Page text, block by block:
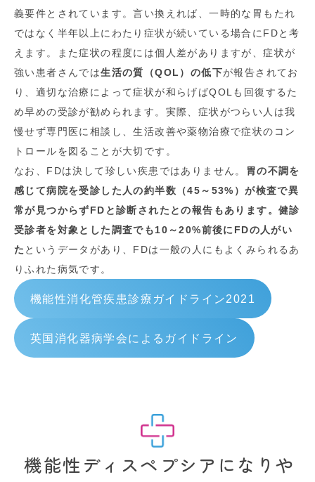
義要件とされています。言い換えれば、一時的な胃もたれ
ではなく半年以上にわたり症状が続いている場合にFDと考
えます。また症状の程度には個人差がありますが、症状が
強い患者さんでは生活の質（QOL）の低下が報告されてお
り、適切な治療によって症状が和らげばQOLも回復するた
め早めの受診が勧められます。実際、症状がつらい人は我
慢せず専門医に相談し、生活改善や薬物治療で症状のコン
トロールを図ることが大切です。
なお、FDは決して珍しい疾患ではありません。
胃の不調を
感じて病院を受診した人の約半数（45～53%）が検査で異
常が見つからずFDと診断されたとの報告もあります。健診
受診者を対象とした調査でも10～20%前後にFDの人がい
た というデータがあり、FDは一般の人にもよくみられるあ
りふれた病気です。
機能性消化管疾患診療ガイドライン2021
英国消化器病学会によるガイドライン
機能性ディスペプシアになりや